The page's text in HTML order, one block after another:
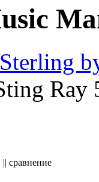
Sterling
Ray
|| сравнение